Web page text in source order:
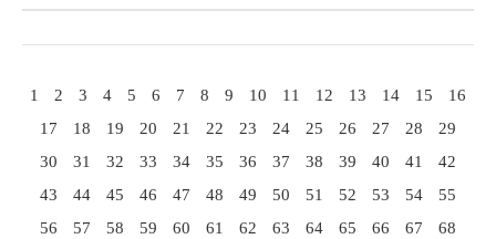
1 2 3 4 5 6 7 8 9 10 11 12 13 14 15
16
17
18 19 20 21 22 23 24 25 26 27 28
29
30
31 32 33 34 35 36 37 38 39 40 41
42
43
44 45 46 47 48 49 50 51 52 53 54
55
56
57 58 59 60 61 62 63 64 65 66 67
68